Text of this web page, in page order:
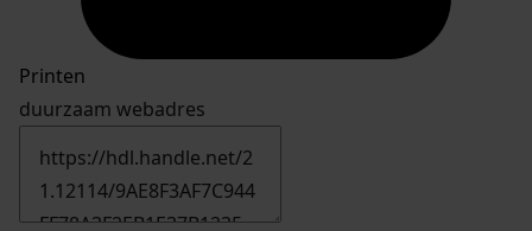
Printen
duurzaam webadres